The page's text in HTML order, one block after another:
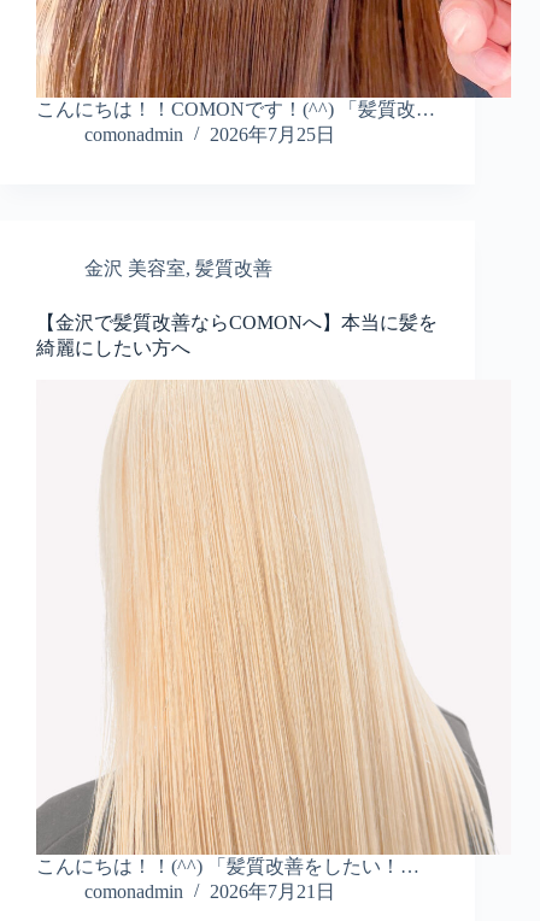
こんにちは！！COMONです！(^^) 「髪質改…
comonadmin
2026年7月25日
金沢 美容室, 髪質改善
【金沢で髪質改善ならCOMONへ】本当に髪を
綺麗にしたい方へ
こんにちは！！(^^) 「髪質改善をしたい！…
comonadmin
2026年7月21日